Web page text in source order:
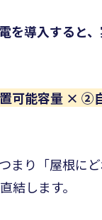
導入すると、
可能容量 × ②
まり「屋根に
直結します。